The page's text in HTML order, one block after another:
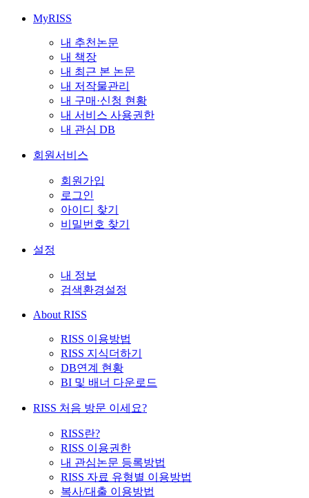
MyRISS
내 추천논문
내 책장
내 최근 본 논문
내 저작물관리
내 구매·신청 현황
내 서비스 사용권한
내 관심 DB
회원서비스
회원가입
로그인
아이디 찾기
비밀번호 찾기
설정
내 정보
검색환경설정
About RISS
RISS 이용방법
RISS 지식더하기
DB연계 현황
BI 및 배너 다운로드
RISS 처음 방문 이세요?
RISS란?
RISS 이용권한
내 관심논문 등록방법
RISS 자료 유형별 이용방법
복사/대출 이용방법